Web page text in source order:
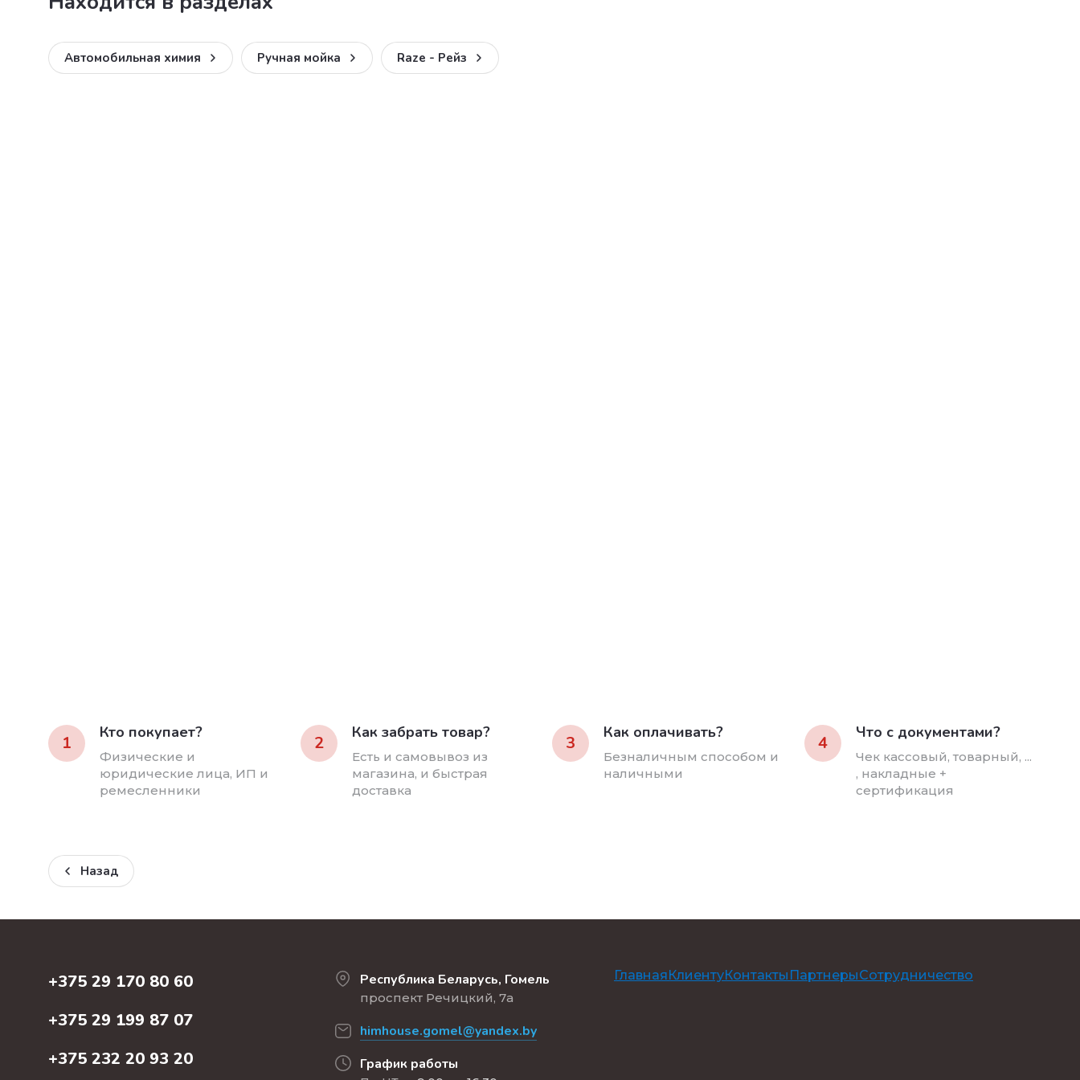
Автомобильная химия Ручная мойка Raze - Рейз
1 Кто покупает?
Физические и
юридические лица, ИП и
ремесленники
2 Как забрать товар?
Есть и самовывоз из
магазина, и быстрая
доставка
3 Как оплачивать?
Безналичным способом и
наличными
4 Что с документами?
Чек кассовый, товарный, ...
, накладные +
сертификация
Назад
+375 29 170 80 60
+375 29 199 87 07
+375 232 20 93 20
Республика Беларусь, Гомель
проспект Речицкий, 7а
himhouse.gomel@yandex.by
График работы
ГлавнаяКлиентуКонтакты ПартнерыСотрудничество